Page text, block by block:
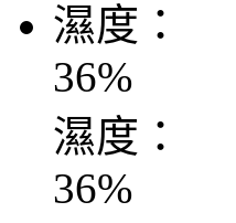
濕度：
36%
濕度：
36%